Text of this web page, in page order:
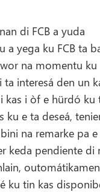
di FCB a yuda
a yega ku FCB ta
na momentu ku
interesá den un
kas i òf e hürdó ku
ku e ta deseá,
na remarke pa e
keda pendiente di
ku tin kas